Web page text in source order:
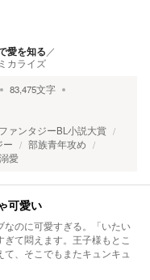
愛を知る ／
カライズ
83,475文字
ァンタジーBL小説大賞
ー
部族青年攻め
溺愛
可愛い
のに可愛すぎる。「いたい
て悶えます。王子様もとこ
、そこでもまたキュンキュ